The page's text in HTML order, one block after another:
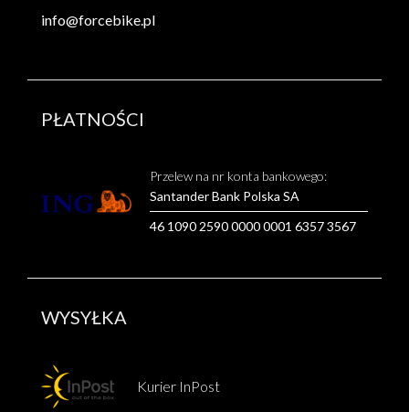
info@forcebike.pl
PŁATNOŚCI
Przelew na nr konta bankowego:
Santander Bank Polska SA
46 1090 2590 0000 0001 6357 3567
WYSYŁKA
Kurier InPost